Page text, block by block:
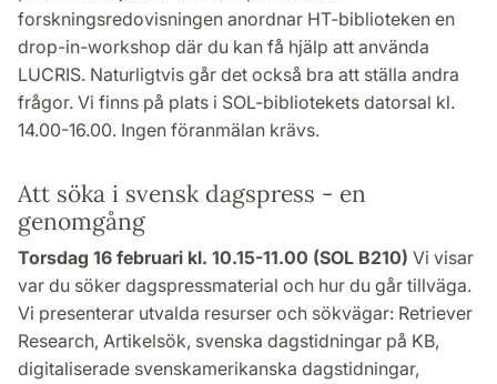
forskningsredovisningen anordnar HT-biblioteken en
drop-in-workshop där du kan få hjälp att använda
LUCRIS. Naturligtvis går det också bra att ställa andra
frågor. Vi finns på plats i SOL-bibliotekets datorsal kl.
14.00-16.00. Ingen föranmälan krävs.
Att söka i svensk dagspress - en
genomgång
Torsdag 16 februari kl. 10.15-11.00 (SOL B210) Vi visar
var du söker dagspressmaterial och hur du går tillväga.
Vi presenterar utvalda resurser och sökvägar: Retriever
Research, Artikelsök, svenska dagstidningar på KB,
digitaliserade svenskamerikanska dagstidningar,